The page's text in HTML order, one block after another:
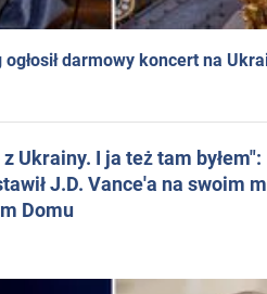
darmowy koncert na
Ukrainy. I ja też tam
J.D. Vance'a na swoim
Domu